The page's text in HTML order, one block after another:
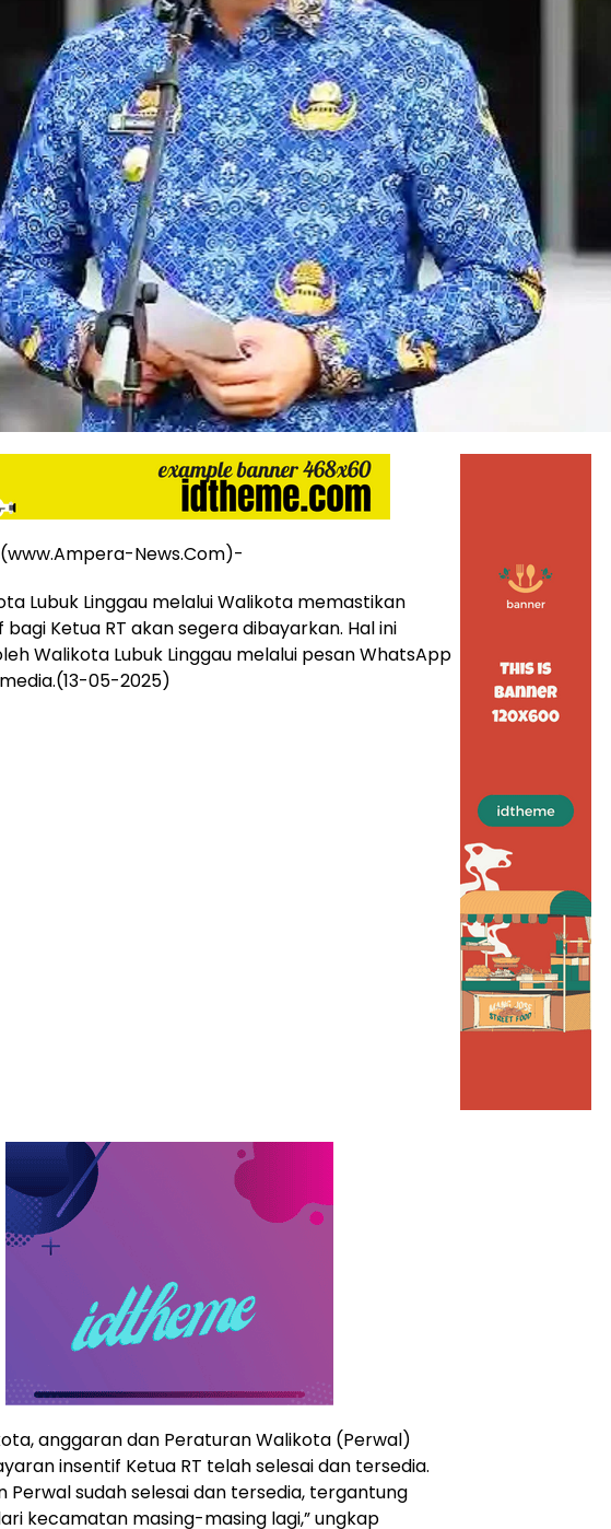
News.Com)-
Lubuk Linggau melalui Walikota memastikan
Ketua RT akan segera dibayarkan. Hal ini
Walikota Lubuk Linggau melalui pesan WhatsApp
05-2025)
anggaran dan Peraturan Walikota (Perwal)
insentif Ketua RT telah selesai dan tersedia.
Perwal sudah selesai dan tersedia, tergantung
kecamatan masing-masing lagi,” ungkap